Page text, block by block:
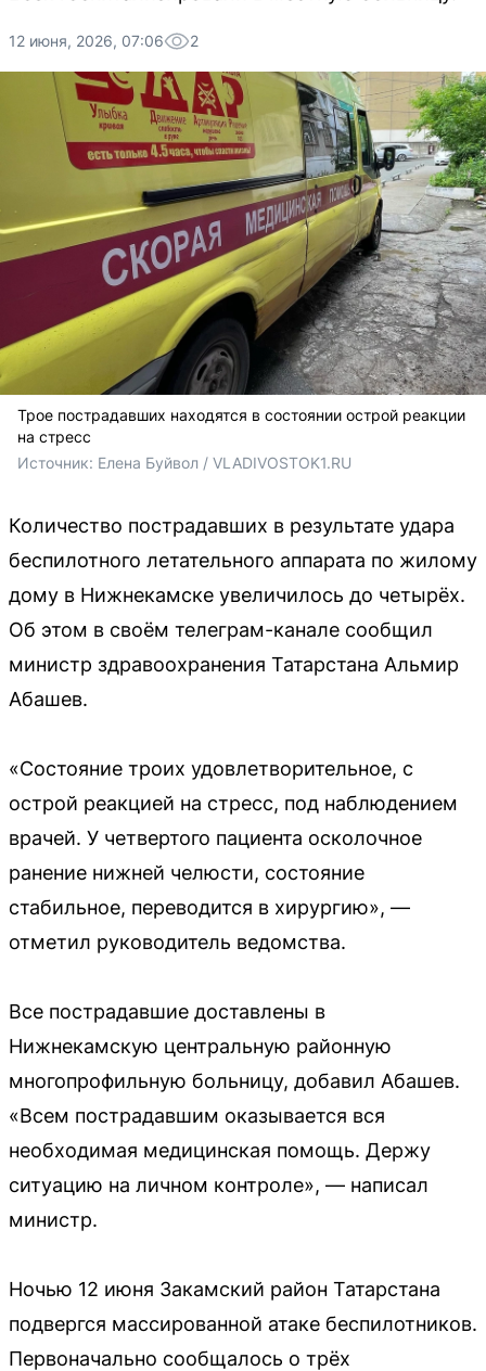
12 июня, 2026, 07:06 2
Трое пострадавших находятся в состоянии острой реакции
на стресс
Источник: Елена Буйвол / VLADIVOSTOK1.RU
Количество пострадавших в результате удара
беспилотного летательного аппарата по жилому
дому в Нижнекамске увеличилось до четырёх.
Об этом в своём телеграм-канале сообщил
министр здравоохранения Татарстана Альмир
Абашев.
«Состояние троих удовлетворительное, с
острой реакцией на стресс, под наблюдением
врачей. У четвертого пациента осколочное
ранение нижней челюсти, состояние
стабильное, переводится в хирургию», —
отметил руководитель ведомства.
Все пострадавшие доставлены в
Нижнекамскую центральную районную
многопрофильную больницу, добавил Абашев.
«Всем пострадавшим оказывается вся
необходимая медицинская помощь. Держу
ситуацию на личном контроле», — написал
министр.
Ночью 12 июня Закамский район Татарстана
подвергся массированной атаке беспилотников.
Первоначально сообщалось о трёх